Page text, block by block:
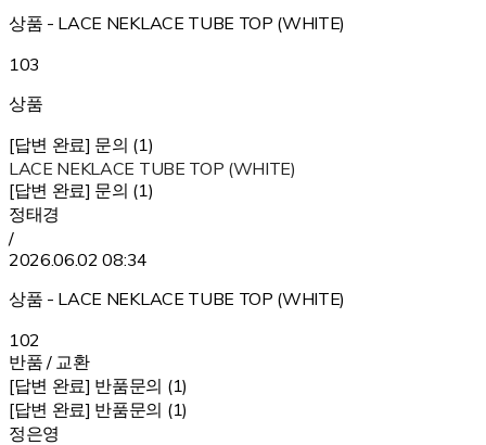
상품 - LACE NEKLACE TUBE TOP (WHITE)
103
상품
[답변 완료] 문의 (1)
LACE NEKLACE TUBE TOP (WHITE)
[답변 완료] 문의 (1)
정태경
/
2026.06.02 08:34
상품 - LACE NEKLACE TUBE TOP (WHITE)
102
반품 / 교환
[답변 완료] 반품문의 (1)
[답변 완료] 반품문의 (1)
정은영